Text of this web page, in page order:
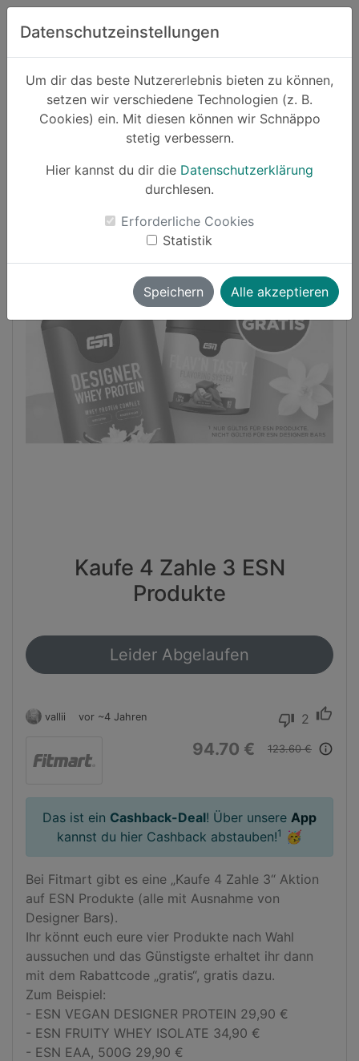
Zum Hauptinhalt springen
Datenschutzeinstellungen
Um dir das beste Nutzererlebnis bieten zu können,
setzen wir verschiedene Technologien (z. B.
Cookies) ein. Mit diesen können wir Schnäppo
stetig verbessern.
Hier kannst du dir die Datenschutzerklärung
durchlesen.
Erforderliche Cookies
Statistik
Speichern Alle akzeptieren
Suchen
Schnäppchen Sport und Freizeit
Cashback
Kaufe 4 Zahle 3 ESN
Produkte
Leider Abgelaufen
vallii vor ~4 Jahren thumb_down 2 thumb_up
94.70 € 123.60 € info_outline
Das ist ein Cashback-Deal! Über unsere App
kannst du hier Cashback abstauben!1 🥳
Bei Fitmart gibt es eine „Kaufe 4 Zahle 3“ Aktion
auf ESN Produkte (alle mit Ausnahme von
Designer Bars).
Ihr könnt euch eure vier Produkte nach Wahl
aussuchen und das Günstigste erhaltet ihr dann
mit dem Rabattcode „gratis“, gratis dazu.
Zum Beispiel:
- ESN VEGAN DESIGNER PROTEIN 29,90 €
- ESN FRUITY WHEY ISOLATE 34,90 €
- ESN EAA, 500G 29,90 €